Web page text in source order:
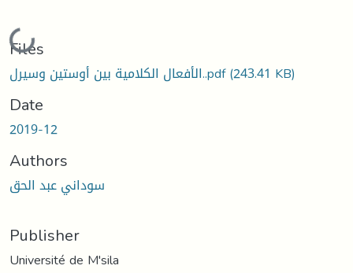
Loading...
Files
الأفعال الكلامية بين أوستين وسيرل..pdf(243.41 KB)
Date
2019-12
Authors
سوداني عبد الحق
Publisher
Université de M'sila